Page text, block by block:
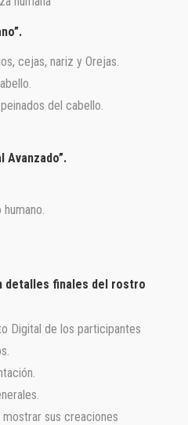
cejas, nariz y Orejas.
del cabello.
Avanzado”.
detalles finales del rostro
Digital de los participantes
sus creaciones